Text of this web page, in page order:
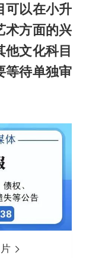
可以在小升
术方面的兴
他文化科目
等待单独审